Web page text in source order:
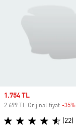
Sale price
1.754 TL
2.699 TL Orijinal fiyat -35%
(22)